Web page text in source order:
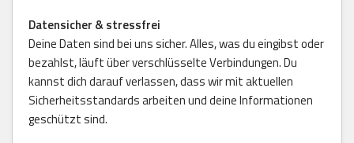
Datensicher & stressfrei
Deine Daten sind bei uns sicher. Alles, was du eingibst oder
bezahlst, läuft über verschlüsselte Verbindungen. Du
kannst dich darauf verlassen, dass wir mit aktuellen
Sicherheitsstandards arbeiten und deine Informationen
geschützt sind.